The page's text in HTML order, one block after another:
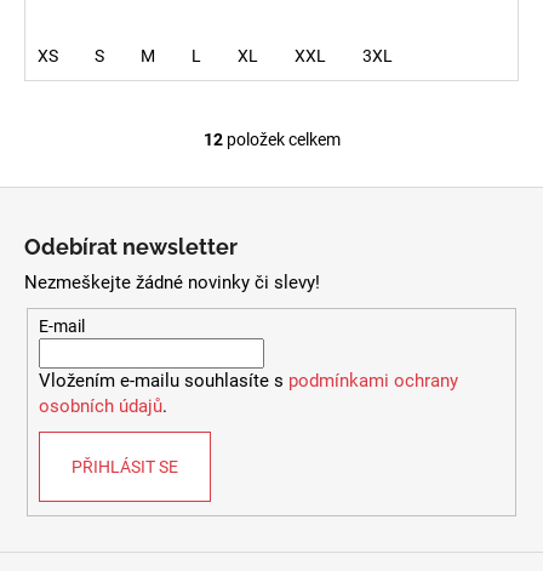
XS S M L XL XXL 3XL
O
a
c
r
ý
p
12položek celkem
Odebírat newsletter
Nezmeškejte žádné novinky či slevy!
E-mail
Vložením e-mailu souhlasíte s podmínkami ochrany
osobních údajů.
PŘIHLÁSIT SE